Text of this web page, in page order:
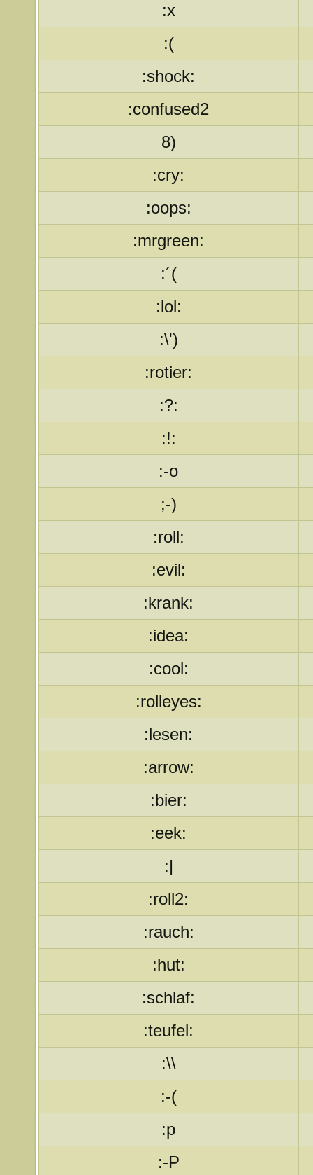
:x
:(
:shock:
:confused2
8)
:cry:
:oops:
:mrgreen:
:´(
:lol:
:\')
:rotier:
:?:
:!:
:-o
;-)
:roll:
:evil:
:krank:
:idea:
:cool:
:rolleyes:
:lesen:
:arrow:
:bier:
:eek:
:|
:roll2:
:rauch:
:hut:
:schlaf:
:teufel:
:\\
:-(
:p
:-P